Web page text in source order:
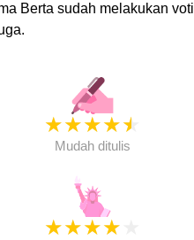
Berta sudah melakukan
★★★★★
Mudah ditulis
★★★★